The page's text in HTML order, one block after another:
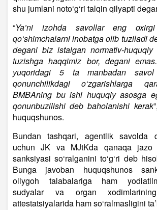
shu jumlani noto‘g‘ri talqin qilyapti
“Ya’ni izohda savollar eng
qo‘shimchalarni inobatga olib tuziladi
degani biz istalgan normativ-
tuzishga haqqimiz bor, degani
yuqoridagi 5 ta manbadan savol
qonunchilikdagi o‘zgarishlarga
BMBAning bu ishi huquqiy asosga
qonunbuzilishi deb baholanishi kerak
huquqshunos.
Bundan tashqari, agentlik savolda
uchun JK va MJtKda qanaqa jazo
sanksiyasi so‘ralganini to‘g‘ri deb
Bunga javoban huquqshunos
oliygoh talabalariga ham
sudyalar va organ
attestatsiyalarida ham so‘ralmasligini